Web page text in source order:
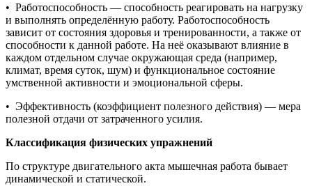
• Работоспособность — способность реагировать на нагрузку
и выполнять определённую работу. Работоспособность
зависит от состояния здоровья и тренированности, а также от
способности к данной работе. На неё оказывают влияние в
каждом отдельном случае окружающая среда (например,
климат, время суток, шум) и функциональное состояние
умственной активности и эмоциональной сферы.
• Эффективность (коэффициент полезного действия) — мера
полезной отдачи от затраченного усилия.
Классификация физических упражнений
По структуре двигательного акта мышечная работа бывает
динамической и статической.